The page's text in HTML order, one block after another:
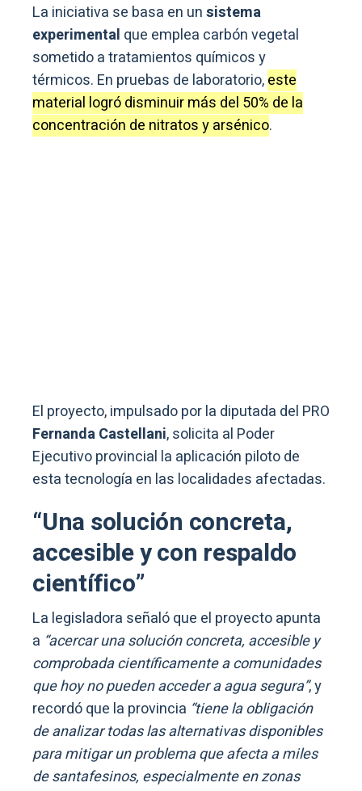
La iniciativa se basa en unsistema
experimental que emplea carbón vegetal
sometido a tratamientos químicos y
térmicos. En pruebas de laboratorio,este
material logró disminuir más del 50% de la
concentración de nitratos y arsénico.
El proyecto, impulsado por la diputada del PRO
Fernanda Castellani, solicita al Poder
Ejecutivo provincial la aplicación piloto de
esta tecnología en las localidades afectadas.
“Una solución concreta,
accesible y con respaldo
científico”
La legisladora señaló que el proyecto apunta
a “acercar una solución concreta, accesible y
comprobada científicamente a comunidades
que hoy no pueden acceder a agua segura”, y
recordó que la provincia “tiene la obligación
de analizar todas las alternativas disponibles
para mitigar un problema que afecta a miles
de santafesinos, especialmente en zonas